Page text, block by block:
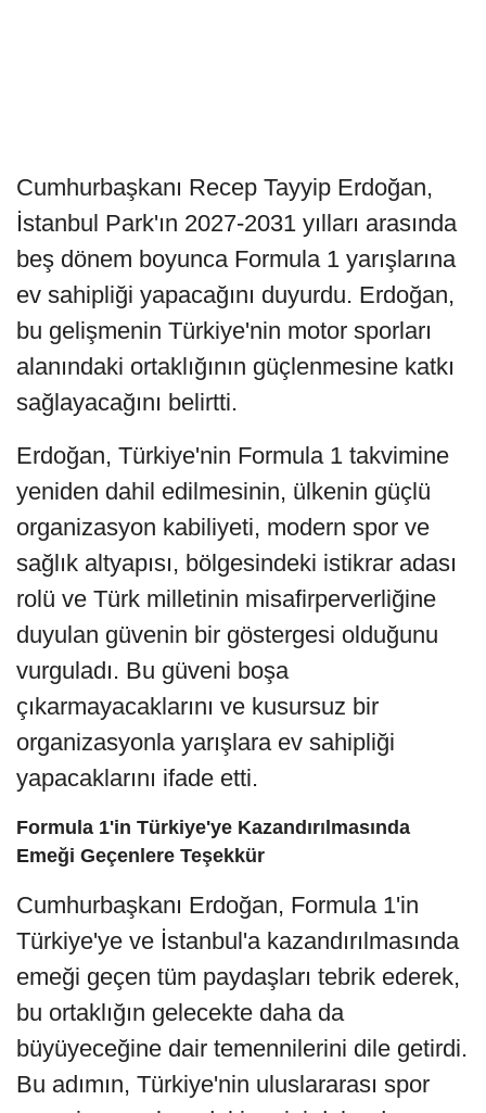
Cumhurbaşkanı Recep Tayyip Erdoğan,
İstanbul Park'ın 2027-2031 yılları arasında
beş dönem boyunca Formula 1 yarışlarına
ev sahipliği yapacağını duyurdu. Erdoğan,
bu gelişmenin Türkiye'nin motor sporları
alanındaki ortaklığının güçlenmesine katkı
sağlayacağını belirtti.
Erdoğan, Türkiye'nin Formula 1 takvimine
yeniden dahil edilmesinin, ülkenin güçlü
organizasyon kabiliyeti, modern spor ve
sağlık altyapısı, bölgesindeki istikrar adası
rolü ve Türk milletinin misafirperverliğine
duyulan güvenin bir göstergesi olduğunu
vurguladı. Bu güveni boşa
çıkarmayacaklarını ve kusursuz bir
organizasyonla yarışlara ev sahipliği
yapacaklarını ifade etti.
Formula 1'in Türkiye'ye Kazandırılmasında
Emeği Geçenlere Teşekkür
Cumhurbaşkanı Erdoğan, Formula 1'in
Türkiye'ye ve İstanbul'a kazandırılmasında
emeği geçen tüm paydaşları tebrik ederek,
bu ortaklığın gelecekte daha da
büyüyeceğine dair temennilerini dile getirdi.
Bu adımın, Türkiye'nin uluslararası spor